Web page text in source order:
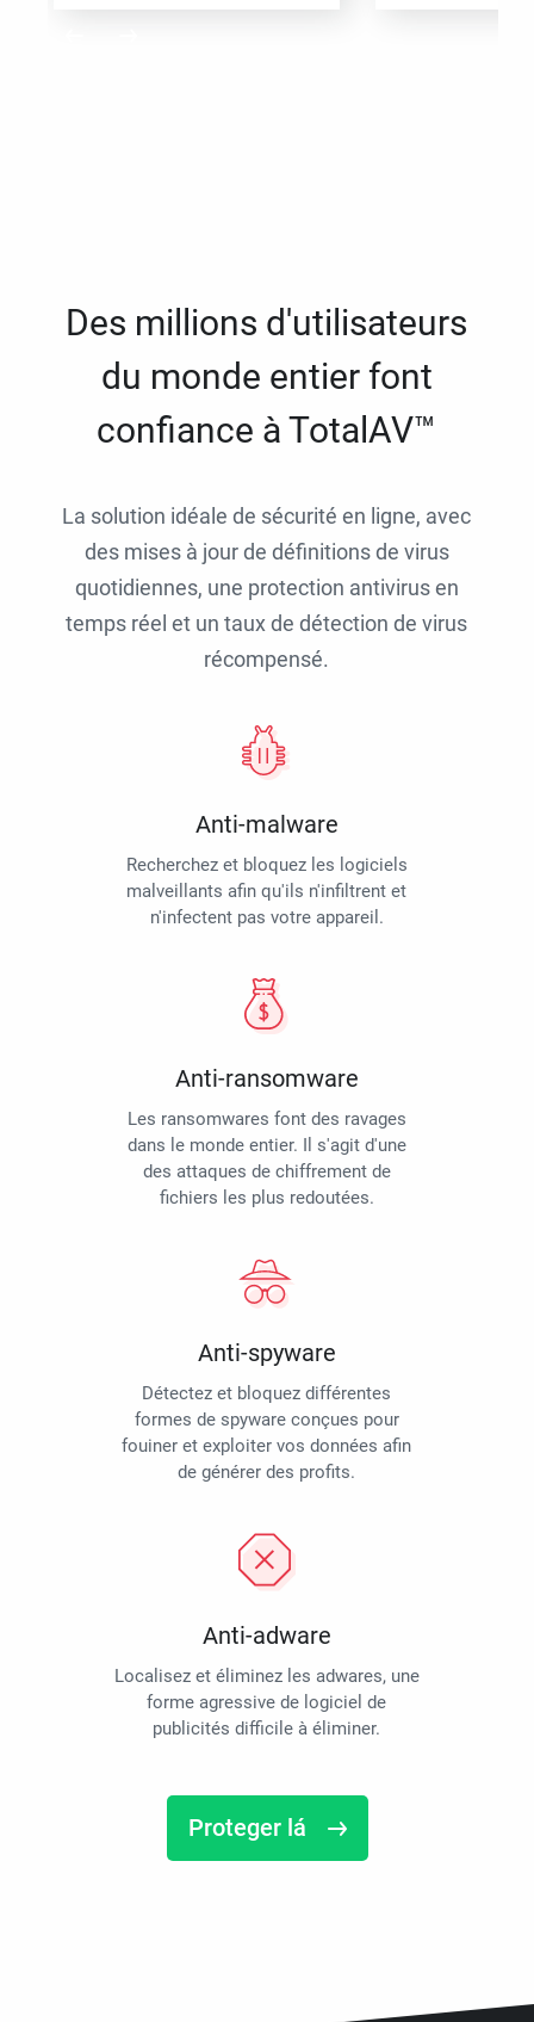
Des millions d'utilisateurs
du monde entier font
confiance à TotalAV™
La solution idéale de sécurité en ligne, avec
des mises à jour de définitions de virus
quotidiennes, une protection antivirus en
temps réel et un taux de détection de virus
récompensé.
Anti-malware
Recherchez et bloquez les logiciels
malveillants afin qu'ils n'infiltrent et
n'infectent pas votre appareil.
Anti-ransomware
Les ransomwares font des ravages
dans le monde entier. Il s'agit d'une
des attaques de chiffrement de
fichiers les plus redoutées.
Anti-spyware
Détectez et bloquez différentes
formes de spyware conçues pour
fouiner et exploiter vos données afin
de générer des profits.
Anti-adware
Localisez et éliminez les adwares, une
forme agressive de logiciel de
publicités difficile à éliminer.
Proteger lá